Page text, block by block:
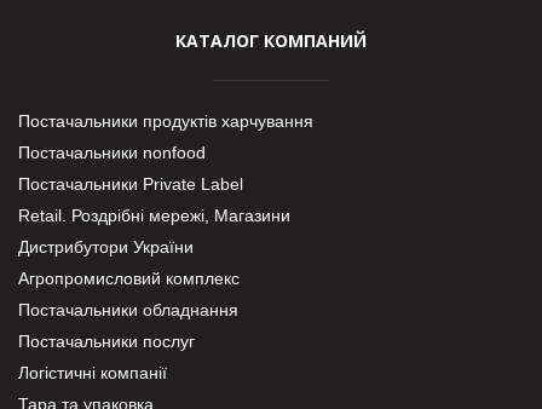
КАТАЛОГ КОМПАНИЙ
Постачальники продуктів харчування
Постачальники nonfood
Постачальники Private Label
Retail. Роздрібні мережі, Магазини
Дистрибутори України
Агропромисловий комплекс
Постачальники обладнання
Постачальники послуг
Логістичні компанії
Тара та упаковка